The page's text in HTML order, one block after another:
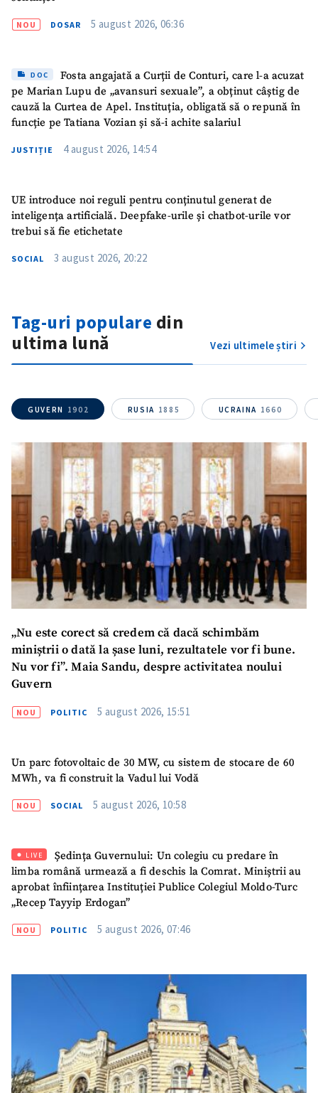
NOU DOSAR 5 august 2026, 06:36
DOC
Fosta angajată a Curții de Conturi, care l-a acuzat
pe Marian Lupu de „avansuri sexuale”, a obținut câștig de
cauză la Curtea de Apel. Instituția, obligată să o repună în
funcție pe Tatiana Vozian și să-i achite salariul
JUSTIȚIE 4 august 2026, 14:54
UE introduce noi reguli pentru conținutul generat de
inteligența artificială. Deepfake-urile și chatbot-urile vor
trebui să fie etichetate
SOCIAL 3 august 2026, 20:22
Tag-uri populare din
ultima lună
Vezi ultimele știri
GUVERN 1902 RUSIA 1885 UCRAINA 1660
„Nu este corect să credem că dacă schimbăm
miniștrii o dată la șase luni, rezultatele vor fi bune.
Nu vor fi”. Maia Sandu, despre activitatea noului
Guvern
NOU POLITIC 5 august 2026, 15:51
Un parc fotovoltaic de 30 MW, cu sistem de stocare de 60
MWh, va fi construit la Vadul lui Vodă
NOU SOCIAL 5 august 2026, 10:58
LIVE
Ședința Guvernului: Un colegiu cu predare în
limba română urmează a fi deschis la Comrat. Miniștrii au
aprobat înființarea Instituției Publice Colegiul Moldo-Turc
„Recep Tayyip Erdogan”
NOU POLITIC 5 august 2026, 07:46